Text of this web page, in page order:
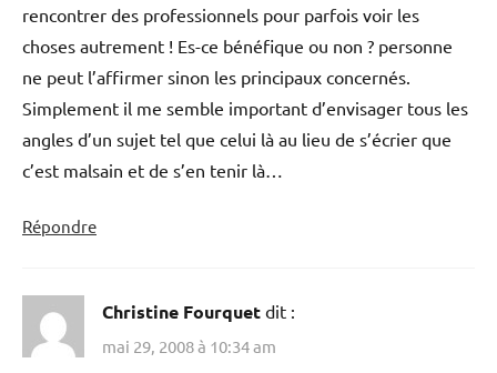
rencontrer des professionnels pour parfois voir les
choses autrement ! Es-ce bénéfique ou non ? personne
ne peut l’affirmer sinon les principaux concernés.
Simplement il me semble important d’envisager tous les
angles d’un sujet tel que celui là au lieu de s’écrier que
c’est malsain et de s’en tenir là…
Répondre
Christine Fourquet dit :
mai 29, 2008 à 10:34 am